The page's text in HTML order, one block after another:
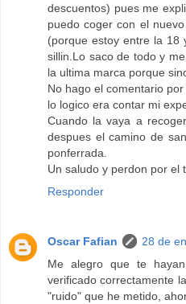
descuentos) pues me
puedo coger con el
(porque estoy entre la 18
sillin.Lo saco de todo y
la ultima marca porque
No hago el comentario
lo logico era contar mi
Cuando la vaya a
despues el camino de
ponferrada.
Un saludo y perdon por el
Responder
Oscar Fafian
28 de
Me alegro que te
verificado correctamente
"ruido" que he metido,